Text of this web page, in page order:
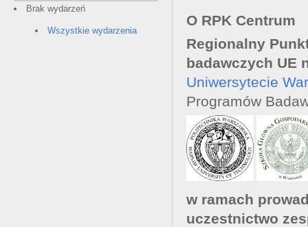
Brak wydarzeń
Wszystkie wydarzenia
O RPK Centrum
Regionalny
badawczych UE
Uniwersytecie
Programów
w ramach
uczestnictwo